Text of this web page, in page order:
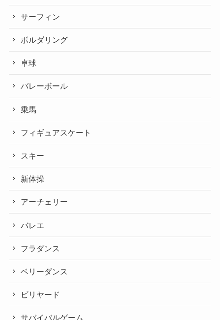
サーフィン
ボルダリング
卓球
バレーボール
乗馬
フィギュアスケート
スキー
新体操
アーチェリー
バレエ
フラダンス
ベリーダンス
ビリヤード
サバイバルゲーム